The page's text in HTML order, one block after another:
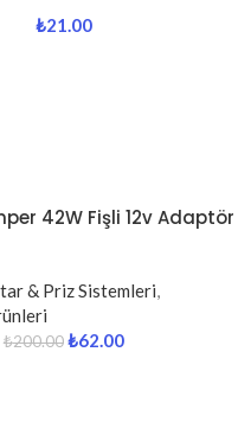
₺21.00
42W Fişli 12v Adaptör
& Priz Sistemleri,
₺200.00 ₺62.00